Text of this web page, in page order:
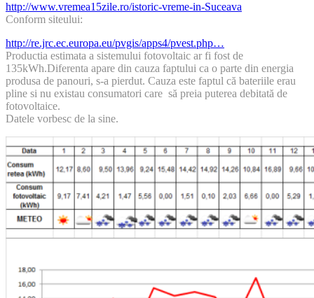
http://www.vremea15zile.ro/istoric-vreme-in-Suceava
Conform siteului:
http://re.jrc.ec.europa.eu/pvgis/apps4/pvest.php…
Productia estimata a sistemului fotovoltaic ar fi fost de
135kWh.Diferenta apare din cauza faptului ca o parte din energia
produsa de panouri, s-a pierdut. Cauza este faptul că bateriile erau
pline si nu existau consumatori care să preia puterea debitată de
fotovoltaice.
Datele vorbesc de la sine.